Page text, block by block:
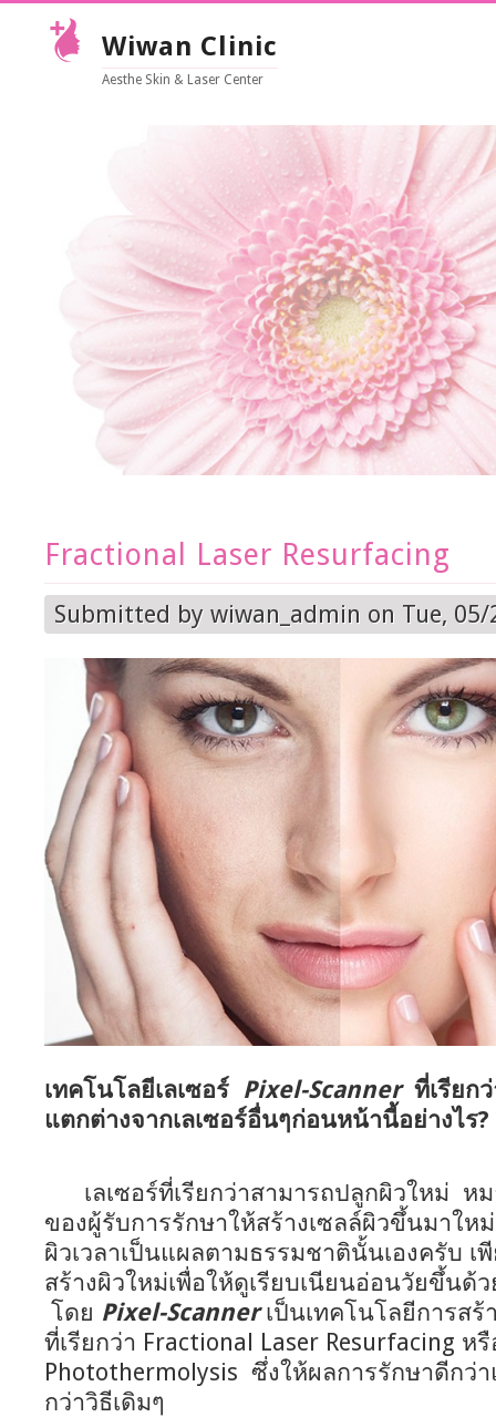
Wiwan Clinic
Aesthe Skin & Laser Center
Fractional Laser Resurfacing
Submitted by wiwan_admin on Tue,
เทคโนโลยีเลเซอร์ Pixel-Scanner ที่เรียก
แตกต่างจากเลเซอร์อื่นๆก่อนหน้านี้อย่างไร?
เลเซอร์ที่เรียกว่าสามารถปลูกผิวใหม่ หม
ของผู้รับการรักษาให้สร้างเซลล์ผิวขึ้นมาใ
ผิวเวลาเป็นแผลตามธรรมชาตินั้นเองครับ เ
สร้างผิวใหม่เพื่อให้ดูเรียบเนียนอ่อนวัยขึ้นด้ว
โดย Pixel-Scannerเป็นเทคโนโลยีการสร้
ที่เรียกว่า Fractional Laser Resurfacing ห
Photothermolysis ซึ่งให้ผลการรักษาดีกว่
กว่าวิธีเดิมๆ